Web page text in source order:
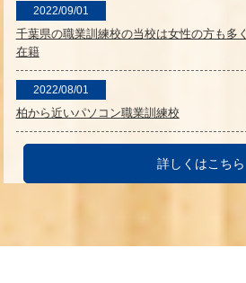
2022/09/01
千葉県の職業訓練校の当校は女性の方も多く
在籍
2022/08/01
柏から近いパソコン職業訓練校
詳しくはこちら